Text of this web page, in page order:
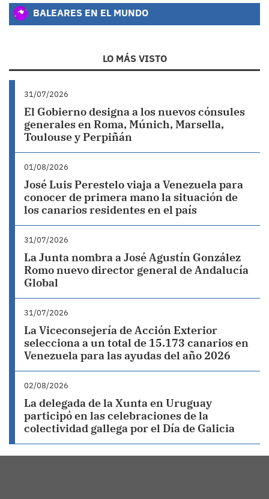
BALEARES EN EL MUNDO
LO MÁS VISTO
31/07/2026
El Gobierno designa a los nuevos cónsules
generales en Roma, Múnich, Marsella,
Toulouse y Perpiñán
01/08/2026
José Luis Perestelo viaja a Venezuela para
conocer de primera mano la situación de
los canarios residentes en el país
31/07/2026
La Junta nombra a José Agustín González
Romo nuevo director general de Andalucía
Global
31/07/2026
La Viceconsejería de Acción Exterior
selecciona a un total de 15.173 canarios en
Venezuela para las ayudas del año 2026
02/08/2026
La delegada de la Xunta en Uruguay
participó en las celebraciones de la
colectividad gallega por el Día de Galicia